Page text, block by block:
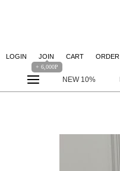
LOGIN JOIN
+ 6,000P
CART ORDER
NEW 10%